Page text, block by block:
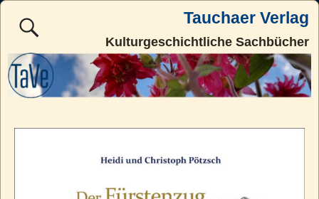
Tauchaer Verlag
Kulturgeschichtliche Sachbücher